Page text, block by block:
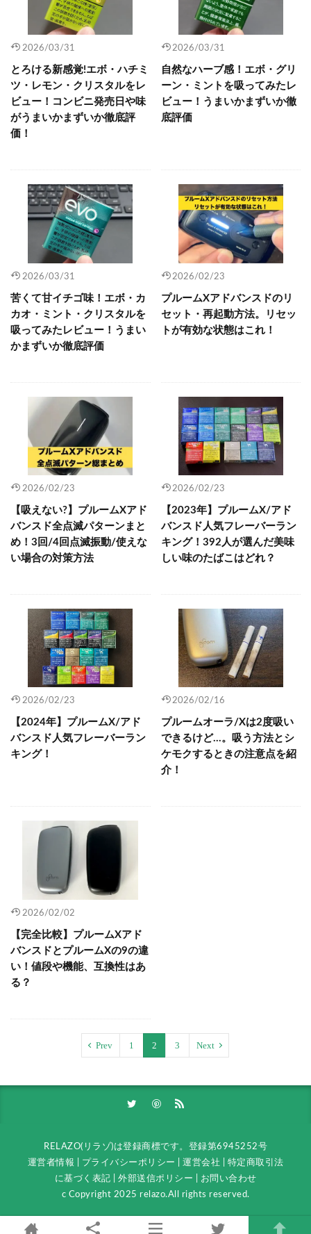
2026/03/31
とろける新感覚!エボ・ハチミ
ツ・レモン・クリスタルをレ
ビュー！コンビニ発売日や味
がうまいかまずいか徹底評
価！
2026/03/31
自然なハーブ感！エボ・グリ
ーン・ミントを吸ってみたレ
ビュー！うまいかまずいか徹
底評価
2026/03/31
苦くて甘イチゴ味！エボ・カ
カオ・ミント・クリスタルを
吸ってみたレビュー！うまい
かまずいか徹底評価
2026/02/23
プルームXアドバンスドのリ
セット・再起動方法。リセッ
トが有効な状態はこれ！
2026/02/23
【吸えない?】プルームXアド
バンスド全点滅パターンまと
め！3回/4回点滅振動/使えな
い場合の対策方法
2026/02/23
【2023年】プルームX/アド
バンスド人気フレーバーラン
キング！392人が選んだ美味
しい味のたばこはどれ？
2026/02/23
【2024年】プルームX/アド
バンスド人気フレーバーラン
キング！
2026/02/16
プルームオーラ/Xは2度吸い
できるけど…。吸う方法とシ
ケモクするときの注意点を紹
介！
2026/02/02
【完全比較】プルームXアド
バンスドとプルームXの9の違
い！値段や機能、互換性はあ
る？
Prev 1 2 3 Next
RELAZO(リラゾ)は登録商標です。 登録第6945252号
運営者情報
プライバシーポリシー 運営会社
特定商取引法
に基づく表記
外部送信ポリシー
お問い合わせ
c Copyright 2025 relazo.All rights reserved.